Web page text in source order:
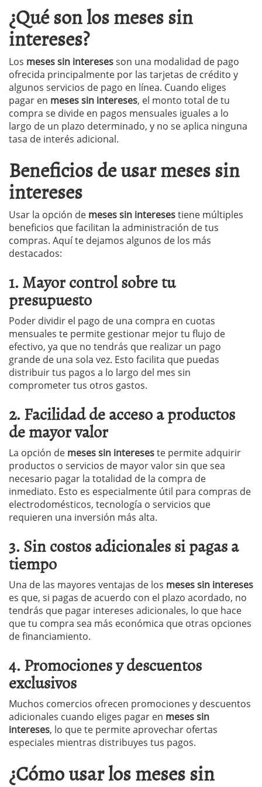
¿Qué son los meses sin
intereses?
Los meses sin interesesson una modalidad de pago
ofrecida principalmente por las tarjetas de crédito y
algunos servicios de pago en línea. Cuando eliges
pagar en meses sin intereses, el monto total de tu
compra se divide en pagos mensuales iguales a lo
largo de un plazo determinado, y no se aplica ninguna
tasa de interés adicional.
Beneficios de usar meses sin
intereses
Usar la opción de meses sin interesestiene múltiples
beneficios que facilitan la administración de tus
compras. Aquí te dejamos algunos de los más
destacados:
1. Mayor control sobre tu
presupuesto
Poder dividir el pago de una compra en cuotas
mensuales te permite gestionar mejor tu flujo de
efectivo, ya que no tendrás que realizar un pago
grande de una sola vez. Esto facilita que puedas
distribuir tus pagos a lo largo del mes sin
comprometer tus otros gastos.
2. Facilidad de acceso a productos
de mayor valor
La opción de meses sin intereseste permite adquirir
productos o servicios de mayor valor sin que sea
necesario pagar la totalidad de la compra de
inmediato. Esto es especialmente útil para compras de
electrodomésticos, tecnología o servicios que
requieren una inversión más alta.
3. Sin costos adicionales si pagas a
tiempo
Una de las mayores ventajas de los meses sin intereses
es que, si pagas de acuerdo con el plazo acordado, no
tendrás que pagar intereses adicionales, lo que hace
que tu compra sea más económica que otras opciones
de financiamiento.
4. Promociones y descuentos
exclusivos
Muchos comercios ofrecen promociones y descuentos
adicionales cuando eliges pagar en meses sin
intereses, lo que te permite aprovechar ofertas
especiales mientras distribuyes tus pagos.
¿Cómo usar los meses sin